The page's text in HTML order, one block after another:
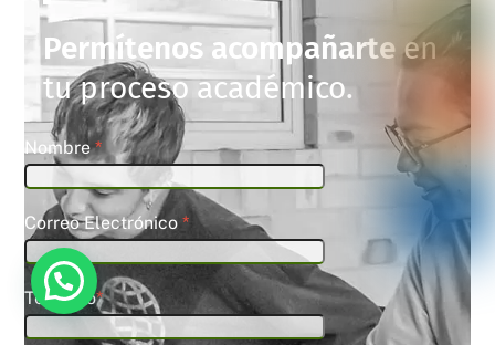
Permítenos acompañarteen
tu proceso académico.
Nombre*
Correo Electrónico*
Teléfono*
Queremos conocerte